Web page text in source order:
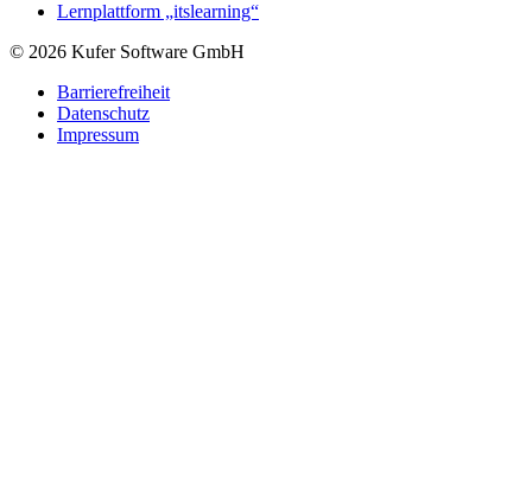
Lernplattform „itslearning“
© 2026 Kufer Software GmbH
Barrierefreiheit
Datenschutz
Impressum